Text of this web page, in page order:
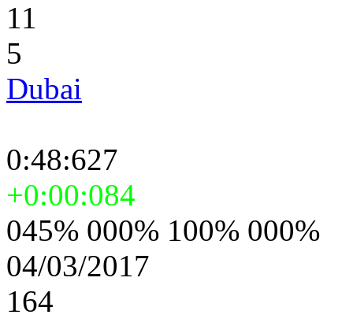
11
5
Dubai
0:48:627
+0:00:084
045% 000% 100% 000%
04/03/2017
164